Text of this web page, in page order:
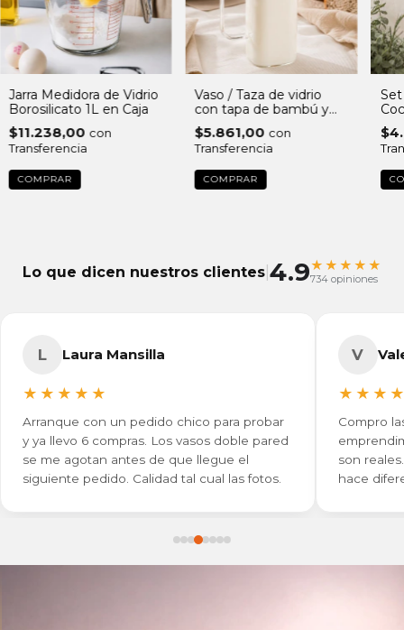
Jarra Medidora de Vidrio
Borosilicato 1L en Caja
$11.238,00 con
Transferencia
Vaso / Taza de vidrio
con tapa de bambú y
sorbete 380 ml
$5.861,00 con
Transferencia
Lo que dicen nuestros clientes| 4.9★★★★★
734 opiniones
L Laura Mansilla
★★★★★
Arranque con un pedido chico para probar
y ya llevo 6 compras. Los vasos doble pared
se me agotan antes de que llegue el
siguiente pedido. Calidad tal cual las fotos.
V
Compro
son
hace